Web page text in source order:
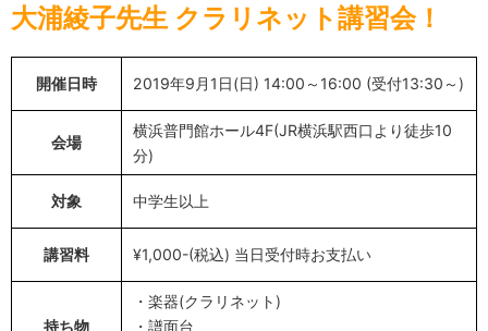
大浦綾子先生 クラリネット講習会！
開催日時 2019年9月1日(日) 14:00～16:00 (受付13:30～)
会場
横浜普門館ホール4F(JR横浜駅西口より徒歩10
分)
対象 中学生以上
講習料 ¥1,000-(税込) 当日受付時お支払い
持ち物
・楽器(クラリネット)
・譜面台